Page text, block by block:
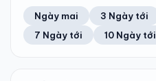
25°C
5.56 mm
Tổng cả ngày
9
Chỉ số UV
Trung bình ngày
TIA UV
Ngày mai 3 Ngày tới
7 Ngày tới
10 Ngày tới